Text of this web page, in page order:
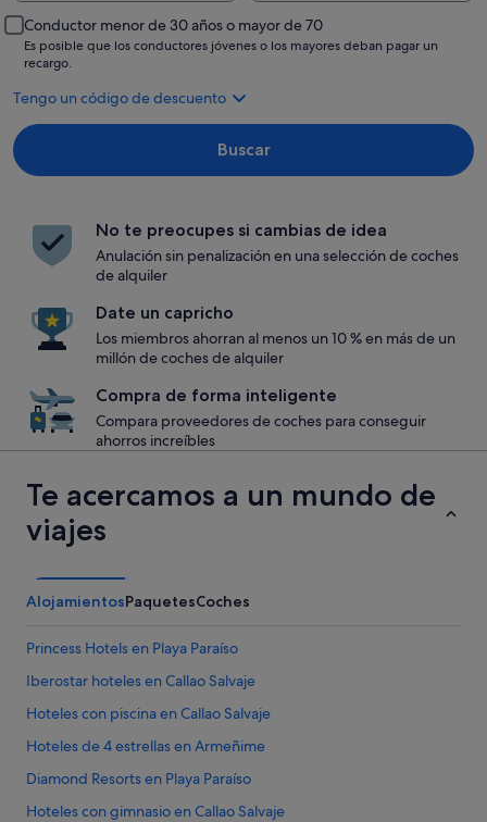
Conductor menor de 30 años o mayor de 70
Es posible que los conductores jóvenes o los mayores deban pagar un
recargo.
Tengo un código de descuento
Buscar
No te preocupes si cambias de idea
Anulación sin penalización en una selección de coches
de alquiler
Date un capricho
Los miembros ahorran al menos un 10 % en más de un
millón de coches de alquiler
Compra de forma inteligente
Compara proveedores de coches para conseguir
ahorros increíbles
Te acercamos a un mundo de
viajes
AlojamientosPaquetesCoches
Princess Hotels en Playa Paraíso
Iberostar hoteles en Callao Salvaje
Hoteles con piscina en Callao Salvaje
Hoteles de 4 estrellas en Armeñime
Diamond Resorts en Playa Paraíso
Hoteles con gimnasio en Callao Salvaje